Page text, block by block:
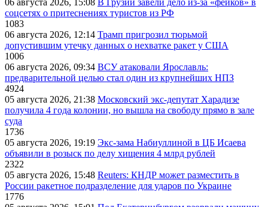
соцсетях о притеснениях туристов из РФ
1083
06 августа 2026, 12:14 Трамп пригрозил тюрьмой
допустившим утечку данных о нехватке ракет у США
1006
06 августа 2026, 09:34 ВСУ атаковали Ярославль:
предварительной целью стал один из крупнейших НПЗ
4924
05 августа 2026, 21:38 Московский экс-депутат Харадизе
получила 4 года колонии, но вышла на свободу прямо в зале
суда
1736
05 августа 2026, 19:19 Экс-зама Набиуллиной в ЦБ Исаева
объявили в розыск по делу хищения 4 млрд рублей
2322
05 августа 2026, 15:48 Reuters: КНДР может разместить в
России ракетное подразделение для ударов по Украине
1776